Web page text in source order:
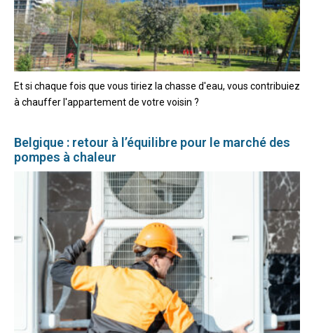
Et si chaque fois que vous tiriez la chasse d'eau, vous contribuiez
à chauffer l'appartement de votre voisin ?
Belgique : retour à l’équilibre pour le marché des
pompes à chaleur